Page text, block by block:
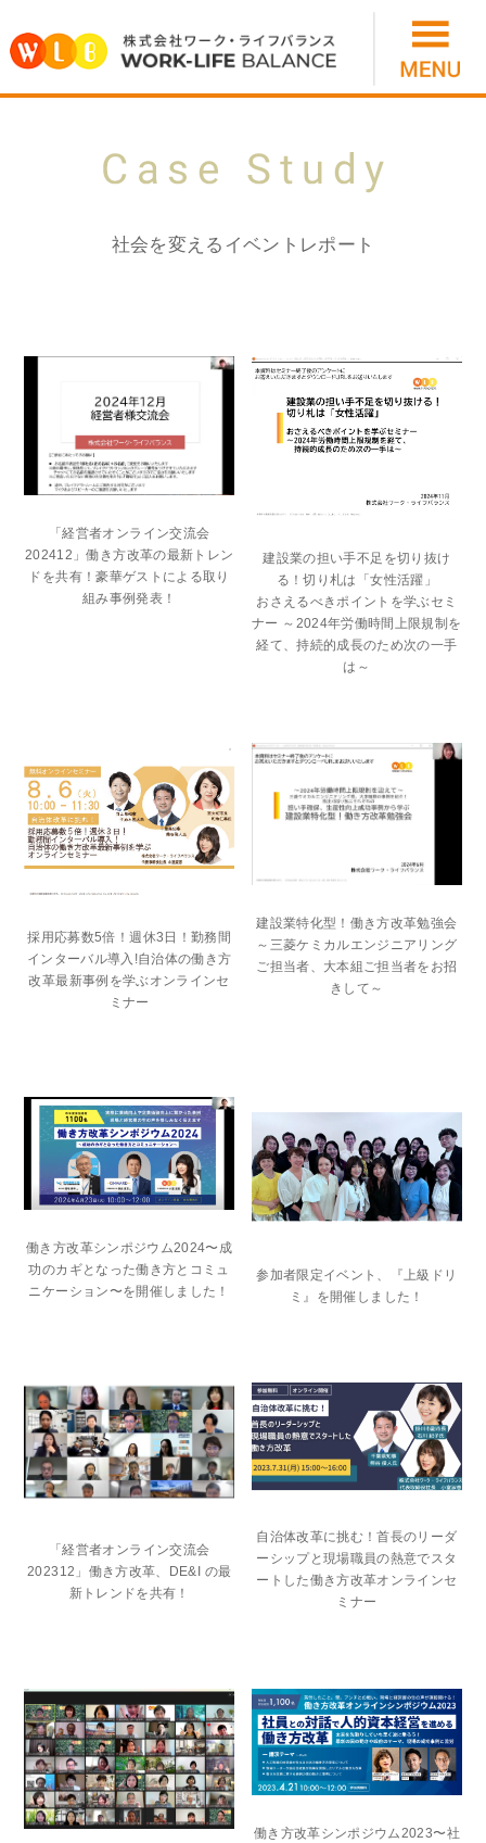
社会を変えるイベントレポート
「経営者オンライン交流会
202412」働き方改革の最新トレン
ドを共有！豪華ゲストによる取り
組み事例発表！
建設業の担い手不足を切り抜け
る！切り札は「女性活躍」
おさえるべきポイントを学ぶセミ
ナー ～2024年労働時間上限規制を
経て、持続的成長のため次の一手
は～
採用応募数5倍！週休3日！勤務間
インターバル導入!自治体の働き方
改革最新事例を学ぶオンラインセ
ミナー
建設業特化型！働き方改革勉強会
～三菱ケミカルエンジニアリング
ご担当者、大本組ご担当者をお招
きして～
働き方改革シンポジウム2024〜成
功のカギとなった働き方とコミュ
ニケーション〜を開催しました！
参加者限定イベント、『上級ドリ
ミ』を開催しました！
「経営者オンライン交流会
202312」働き方改革、DE&I の最
新トレンドを共有！
自治体改革に挑む！首長のリーダ
ーシップと現場職員の熱意でスタ
ートした働き方改革オンラインセ
ミナー
働き方改革シンポジウム2023〜社